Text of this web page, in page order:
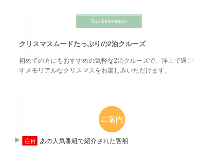
Tour Information
クリスマスムードたっぷりの2泊クルーズ
初めての方にもおすすめの気軽な2泊クルーズで、洋上で過ご
すメモリアルなクリスマスをお楽しみいただけます。
注目 あの人気番組で紹介された客船